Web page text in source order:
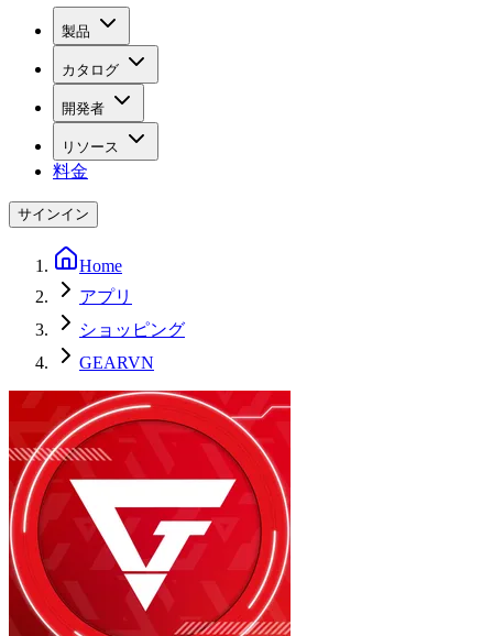
製品
カタログ
開発者
リソース
料金
サインイン
Home
アプリ
ショッピング
GEARVN